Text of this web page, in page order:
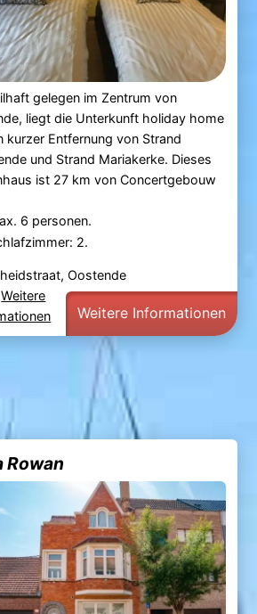
gelegen im Zentrum von
liegt die Unterkunft holiday home
kurzer Entfernung von Strand
und Strand Mariakerke. Dieses
ist 27 km von Concertgebouw
6 personen.
2.
Oostende
Weitere
Weitere Informationen
Rowan